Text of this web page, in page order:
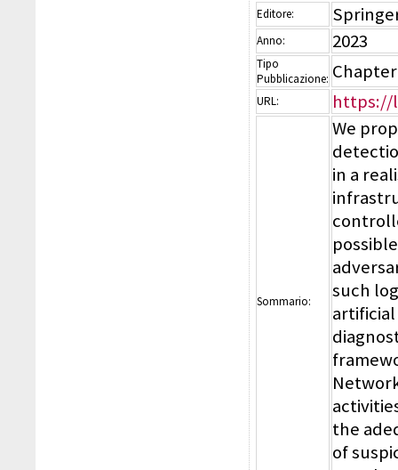
Editore:
Anno: 2023
Tipo
Pubblicazione:
URL: https://
Sommario:
We
in a
such
the
of